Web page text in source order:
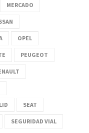
MERCADO
OPEL
PEUGEOT
SEAT
SEGURIDAD VIAL